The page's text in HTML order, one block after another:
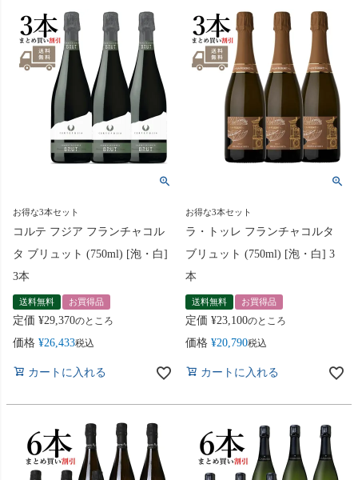
お得な3本セット
コルテ フジア フランチャコル
タ ブリュット (750ml) [泡・白]
3本
送料無料 お買得品
定価 ¥29,370のところ
価格 ¥26,433税込
カートに入れる
お得な3本セット
ラ・トッレ フランチャコルタ
ブリュット (750ml) [泡・白] 3
本
送料無料 お買得品
定価 ¥23,100のところ
価格 ¥20,790税込
カートに入れる